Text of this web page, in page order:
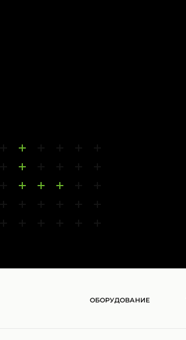
ОБОРУДОВАНИЕ